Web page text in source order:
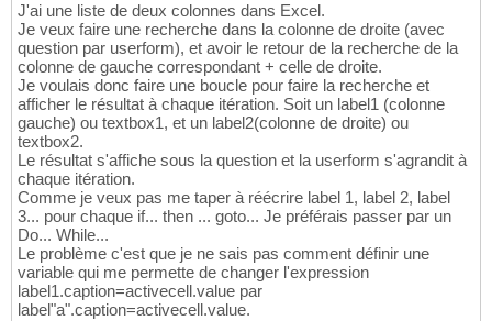
J'ai une liste de deux colonnes dans Excel.
Je veux faire une recherche dans la colonne de droite (avec
question par userform), et avoir le retour de la recherche de la
colonne de gauche correspondant + celle de droite.
Je voulais donc faire une boucle pour faire la recherche et
afficher le résultat à chaque itération. Soit un label1 (colonne
gauche) ou textbox1, et un label2(colonne de droite) ou
textbox2.
Le résultat s'affiche sous la question et la userform s'agrandit à
chaque itération.
Comme je veux pas me taper à réécrire label 1, label 2, label
3... pour chaque if... then ... goto... Je préférais passer par un
Do... While...
Le problème c'est que je ne sais pas comment définir une
variable qui me permette de changer l'expression
label1.caption=activecell.value par
label"a".caption=activecell.value.